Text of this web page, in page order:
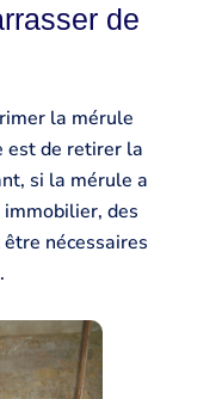
de
la mérule
est de retirer la
si la mérule a
des
nécessaires